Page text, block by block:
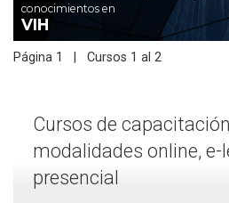
conocimientos en
VIH
Página 1 | Cursos 1 al 2
Cursos de
modalidades online, e-
presencial